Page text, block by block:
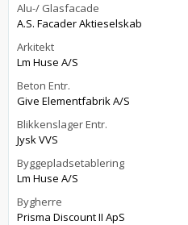
Alu-/ Glasfacade
A.S. Facader Aktieselskab
Arkitekt
Lm Huse A/S
Beton Entr.
Give Elementfabrik A/S
Blikkenslager Entr.
Jysk VVS
Byggepladsetablering
Lm Huse A/S
Bygherre
Prisma Discount II ApS